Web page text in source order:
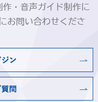
・音声ガイド制作に
お問い合わせくださ